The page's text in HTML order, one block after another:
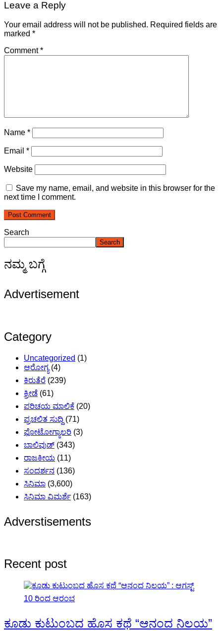
Leave a Reply
Your email address will not be published. Required fields are
marked *
Comment*
Name *
Email *
Website
Save my name, email, and website in this browser for the
next time I comment.
Search
Search
ನಮ್ಮ ಬಗ್ಗೆ
Advertisement
Category
Uncategorized (1)
ಆರೋಗ್ಯ(4)
ಕಿರುತೆರೆ (239)
ಕ್ರೀಡೆ (61)
ಪರಿಚಯ ಮಾಲಿಕೆ (20)
ಪ್ರಚಲಿತ ಸುದ್ದಿ (71)
ಫೋಟೋಗ್ಯಾಲರಿ (3)
ಬಾಲಿವುಡ್ (343)
ರಾಜಕೀಯ (11)
ಸಂದರ್ಶನ (136)
ಸಿನಿಮಾ (3,600)
ಸಿನಿಮಾ ವಿಮರ್ಶೆ (163)
Adverstisements
Recent post
ಕೂಡು ಕುಟುಂಬದ ಹೊಸ ಕಥೆ “ಆನಂದ ನಿಲಯ”